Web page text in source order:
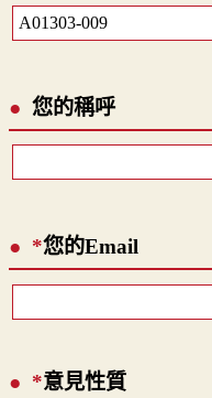
您的稱呼
*您的Email
*意見性質